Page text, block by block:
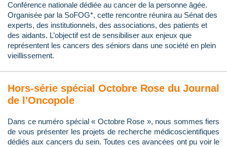
Conférence nationale dédiée au cancer de la personne âgée.
Organisée par la SoFOG*, cette rencontre réunira au Sénat des
experts, des institutionnels, des associations, des patients et
des aidants. L’objectif est de sensibiliser aux enjeux que
représentent les cancers des séniors dans une société en plein
vieillissement.
Hors-série spécial Octobre Rose du Journal
de l'Oncopole
Dans ce numéro spécial « Octobre Rose », nous sommes fiers
de vous présenter les projets de recherche médicoscientifiques
dédiés aux cancers du sein. Toutes ces avancées ont pu voir le